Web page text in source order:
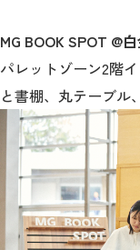
MGグッズ オ
（外部サイト）
アクセス
MG BOOK SPOT @
パレットゾーン2階
と書棚、丸テーブル